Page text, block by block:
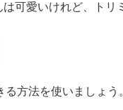
は可愛いけれど、トリ
る方法を使いましょう